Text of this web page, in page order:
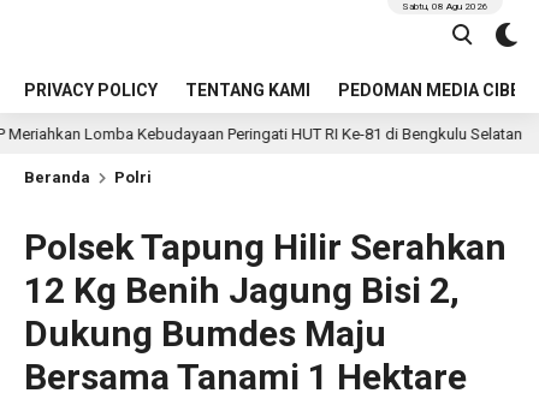
PRIVACY POLICY TENTANG KAMI PEDOMAN MEDIA CIBER
Sabtu, 08 Agu 2026
Kebudayaan Peringati HUT RI Ke-81 di Bengkulu Selatan 5 jam
Beranda Polri
Polsek Tapung Hilir Serahkan
12 Kg Benih Jagung Bisi 2,
Dukung Bumdes Maju
Bersama Tanami 1 Hektare